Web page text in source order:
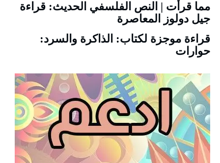
مما قرأت | النص الفلسفي الحديث: قراءة
جيل دولوز المعاصرة
قراءة موجزة لكتاب: الذاكرة والسرد:
حوارات